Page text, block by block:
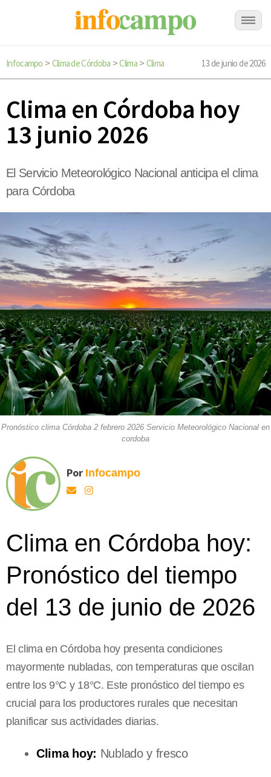
Infocampo > Clima de Córdoba >Clima> Clima 13 de junio de 2026
Clima en Córdoba hoy
13 junio 2026
El Servicio Meteorológico Nacional anticipa el clima
para Córdoba
Pronóstico clima Córdoba 2 febrero 2026 Servicio Meteorológico Nacional en
cordoba
Por Infocampo
Clima en Córdoba hoy:
Pronóstico del tiempo
del 13 de junio de 2026
El clima en Córdoba hoy presenta condiciones
mayormente nubladas, con temperaturas que oscilan
entre los 9°C y 18°C. Este pronóstico del tiempo es
crucial para los productores rurales que necesitan
planificar sus actividades diarias.
Clima hoy: Nublado y fresco